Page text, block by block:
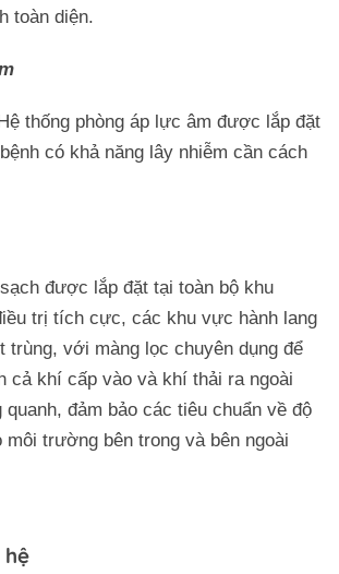
toàn diện.
thống phòng áp lực âm được lắp đặt
có khả năng lây nhiễm cần cách
được lắp đặt tại toàn bộ khu
trị tích cực, các khu vực hành lang
trùng, với màng lọc chuyên dụng để
cả khí cấp vào và khí thải ra ngoài
đảm bảo các tiêu chuẩn về độ
trường bên trong và bên ngoài
hệ